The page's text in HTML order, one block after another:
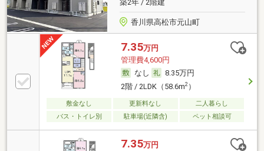
築2年 / 2階建
香川県高松市元山町
7.35万円
管理費4,600円
なし
8.35万円
2階 / 2LDK（58.6m2）
敷金なし 更新料なし
二人暮らし
バス・トイレ別
駐車場(近隣含) ペット相談可
7.35万円